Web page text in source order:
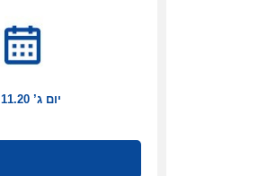
יום ג’ 24.11.20